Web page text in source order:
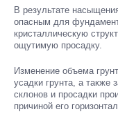
В результате
опасным для
кристаллическую
ощутимую просадку.
Изменение объема
усадки грунта, а также
склонов и просадки
причиной его